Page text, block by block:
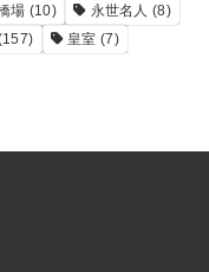
場 (10) 永世名人 (8)
皇室 (7)